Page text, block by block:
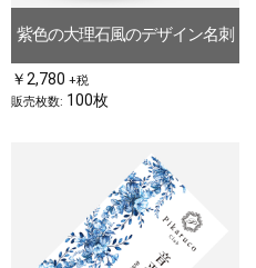
紫色の大理石風のデザイン名刺
￥2,780 +税
販売枚数: 100枚